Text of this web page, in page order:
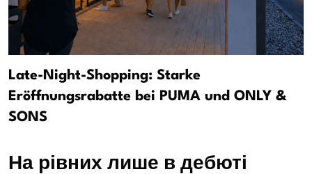
Late-Night-Shopping: Starke
Eröffnungsrabatte bei PUMA und ONLY &
SONS
На рівних лише в дебюті